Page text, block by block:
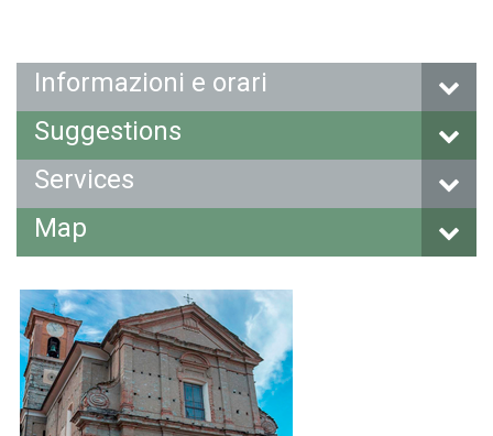
Informazioni e orari
Suggestions
Services
Map